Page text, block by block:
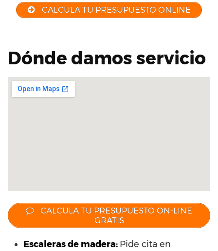
CALCULA TU PRESUPUESTO ONLINE
Dónde damos servicio
CALCULA TU PRESUPUESTO ON-LINE
GRATIS
Escaleras de madera: Pide cita en